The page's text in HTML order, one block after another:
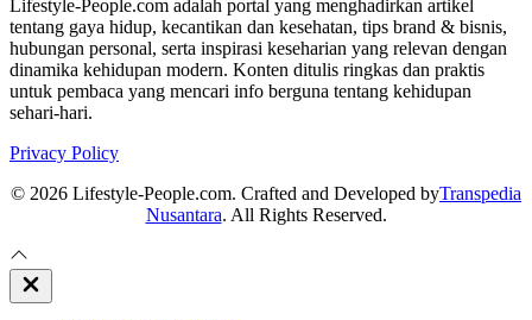
Lifestyle-People.com adalah portal yang menghadirkan artikel
tentang gaya hidup, kecantikan dan kesehatan, tips brand & bisnis,
hubungan personal, serta inspirasi keseharian yang relevan dengan
dinamika kehidupan modern. Konten ditulis ringkas dan praktis
untuk pembaca yang mencari info berguna tentang kehidupan
sehari-hari.
Privacy Policy
© 2026 Lifestyle-People.com. Crafted and Developed byTranspedia
Nusantara. All Rights Reserved.
Close
Off